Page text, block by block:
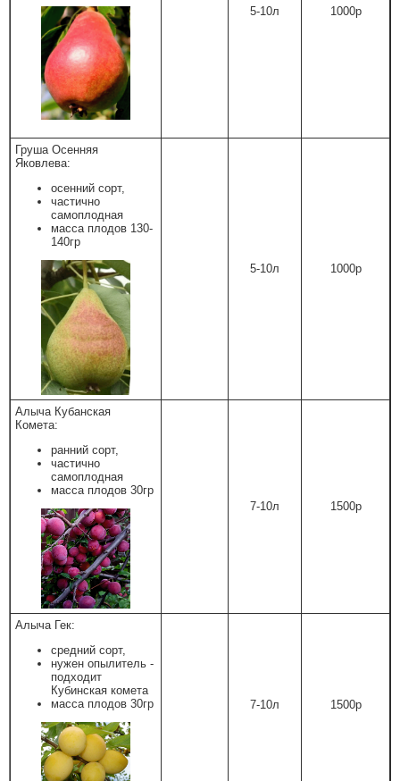
5-10л
1000р
Груша Осенняя
Яковлева:
осенний сорт,
частично
самоплодная
масса плодов 130-
140гр
5-10л
1000р
Алыча Кубанская
Комета:
ранний сорт,
частично
самоплодная
масса плодов 30гр
7-10л
1500р
Алыча Гек:
средний сорт,
нужен опылитель -
подходит
Кубинская комета
масса плодов 30гр
7-10л 1500р